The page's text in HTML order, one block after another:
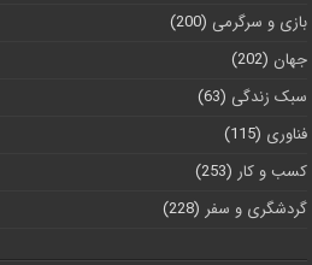
بازی و سرگرمی (200)
جهان (202)
سبک زندگی (63)
فناوری (115)
کسب و کار (253)
گردشگری و سفر (228)